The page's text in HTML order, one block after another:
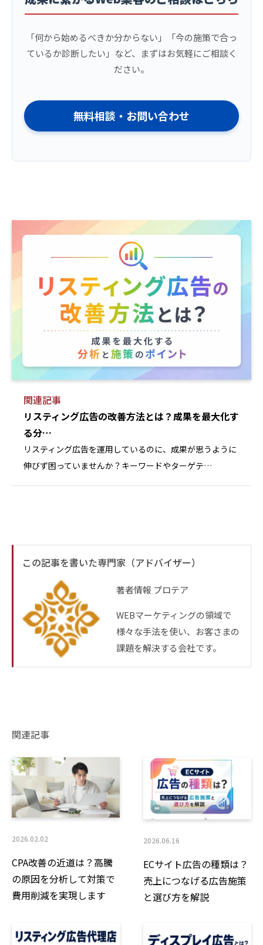
「何から始めるべきか分からない」「今の施策で合っ
ているか診断したい」など、まずはお気軽にご相談く
ださい。
無料相談・お問い合わせ
関連記事
リスティング広告の改善方法とは？成果を最大化す
る分…
リスティング広告を運用しているのに、成果が思うように
伸びず困っていませんか？キーワードやターゲテ…
この記事を書いた専門家（アドバイザー）
著者情報 プロテア
WEBマーケティングの領域で
様々な手法を使い、お客さまの
課題を解決する会社です。
関連記事
2026.02.02
CPA改善の近道は？高騰
の原因を分析して対策で
費用削減を実現します
2026.06.16
ECサイト広告の種類は？
売上につなげる広告施策
と選び方を解説